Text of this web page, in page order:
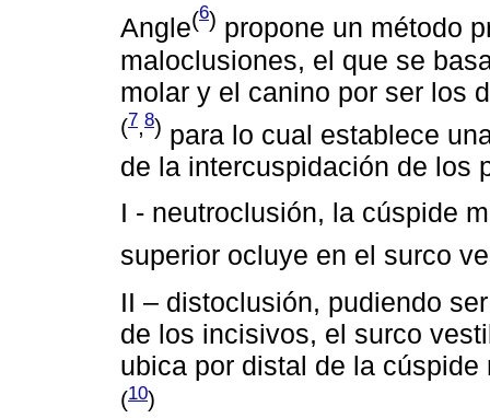
Angle(6) propone un método
maloclusiones, el que se
molar y el canino por ser los
(7 8) para lo cual establece
de la intercuspidación de los
I - neutroclusión, la cúspide
superior ocluye en el surco
II – distoclusión, pudiendo
de los incisivos, el surco
ubica por distal de la
(10)